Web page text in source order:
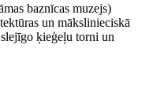
baznīcas muzejs)
un mākslinieciskā
ķieģeļu torni un